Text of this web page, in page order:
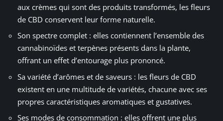
aux crèmes qui sont des produits transformés, les fleurs
de CBD conservent leur forme naturelle.
Son spectre complet : elles contiennent l’ensemble des
cannabinoïdes et terpènes présents dans la plante,
offrant un effet d’entourage plus prononcé.
Sa variété d’arômes et de saveurs : les fleurs de CBD
existent en une multitude de variétés, chacune avec ses
propres caractéristiques aromatiques et gustatives.
Ses modes de consommation : elles offrent une plus